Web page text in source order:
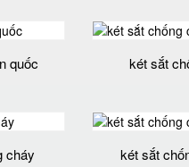
quốc két sắt
cháy két sắt